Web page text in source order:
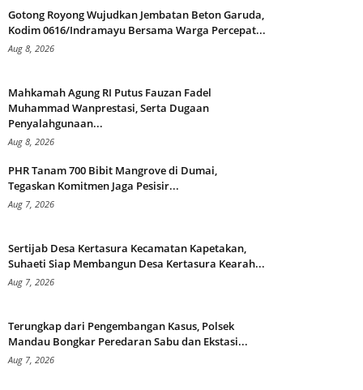
Gotong Royong Wujudkan Jembatan Beton Garuda,
Kodim 0616/Indramayu Bersama Warga Percepat...
Aug 8, 2026
Mahkamah Agung RI Putus Fauzan Fadel
Muhammad Wanprestasi, Serta Dugaan
Penyalahgunaan...
Aug 8, 2026
PHR Tanam 700 Bibit Mangrove di Dumai,
Tegaskan Komitmen Jaga Pesisir...
Aug 7, 2026
Sertijab Desa Kertasura Kecamatan Kapetakan,
Suhaeti Siap Membangun Desa Kertasura Kearah...
Aug 7, 2026
Terungkap dari Pengembangan Kasus, Polsek
Mandau Bongkar Peredaran Sabu dan Ekstasi...
Aug 7, 2026